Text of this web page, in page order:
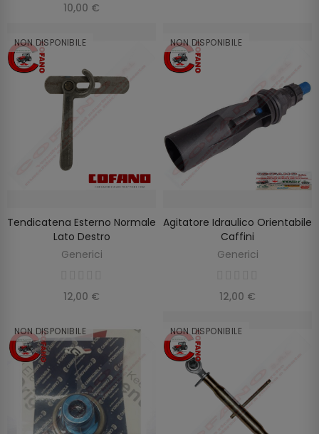
10,00 €
NON DISPONIBILE
SCOPRIRE
Tendicatena Esterno Normale
Lato Destro
Generici
12,00 €
NON DISPONIBILE
SCOPRIRE
Agitatore Idraulico Orientabile
Caffini
Generici
12,00 €
NON DISPONIBILE NON DISPONIBILE